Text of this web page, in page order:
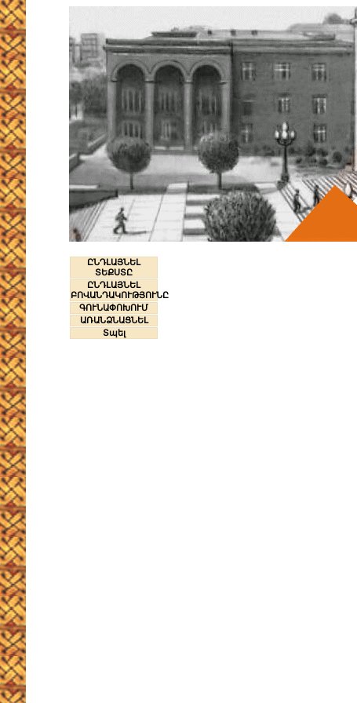
ԸՆԴԼԱՅՆԵԼ
ՏԵՔՍՏԸ
ԸՆԴԼԱՅՆԵԼ
ԲՈՎԱՆԴԱԿՈՒԹՅՈՒՆԸ
ԳՈՒՆԱՓՈԽՈՒՄ
ԱՌԱՆՁՆԱՑՆԵԼ
Տպել